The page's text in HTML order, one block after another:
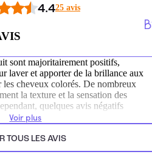
4.425 avis
sont majoritairement positifs,
laver et apporter de la brillance aux
cheveux colorés. De nombreux
la texture et la sensation des
quelques avis négatifs
pour certains, ainsi qu'un
d'autres, ce qui reflète des
Voir plus
TOUS LES AVIS